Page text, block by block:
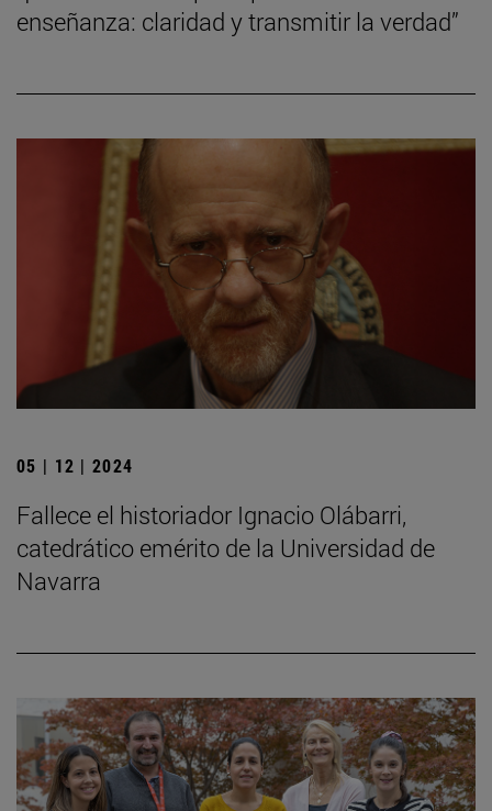
enseñanza: claridad y transmitir la verdad”
05 | 12 | 2024
Fallece el historiador Ignacio Olábarri,
catedrático emérito de la Universidad de
Navarra